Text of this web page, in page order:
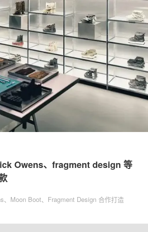
Owens、fragment design 等
、Moon Boot、Fragment Design 合作打造